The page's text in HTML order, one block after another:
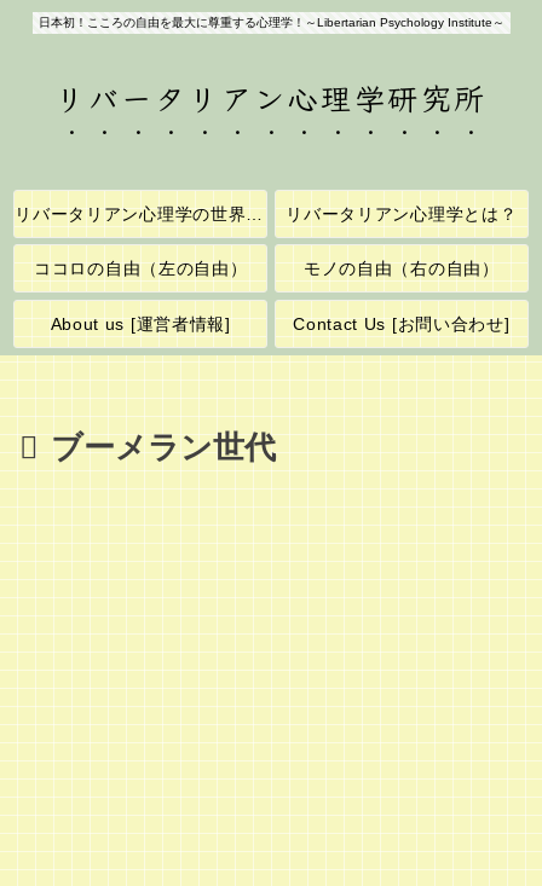
日本初！こころの自由を最大に尊重する心理学！～Libertarian Psychology Institute～
リバータリアン心理学研究所
リバータリアン心理学の世界へようこそ！ リバータリアン心理学とは？
ココロの自由（左の自由） モノの自由（右の自由）
About us [運営者情報] Contact Us [お問い合わせ]
ブーメラン世代